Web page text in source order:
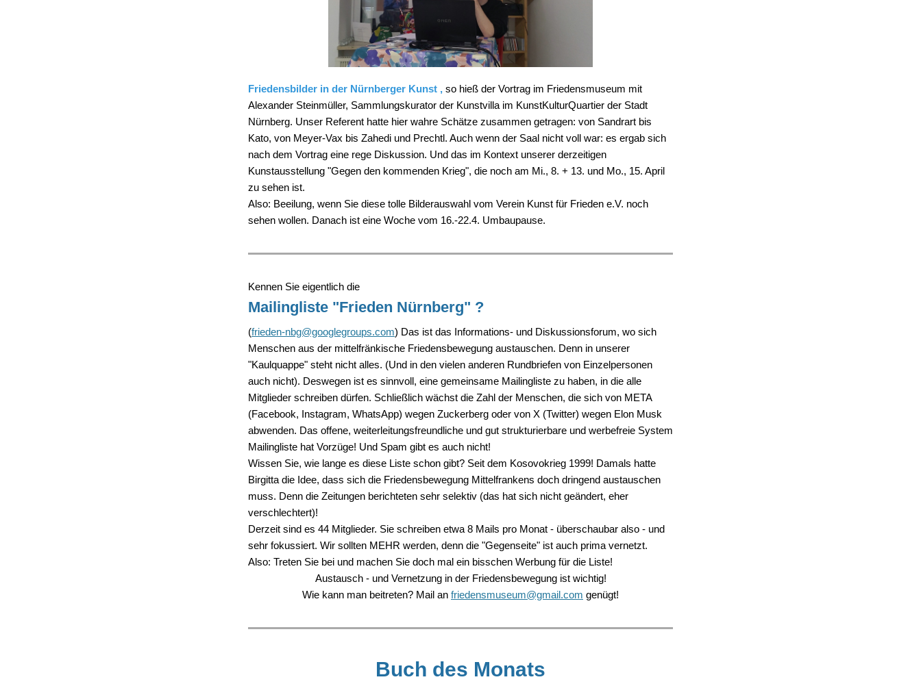
Friedensbilder in der Nürnberger Kunst , so hieß der Vortrag im Friedensmuseum mit
Alexander Steinmüller, Sammlungskurator der Kunstvilla im KunstKulturQuartier der Stadt
Nürnberg. Unser Referent hatte hier wahre Schätze zusammen getragen: von Sandrart bis
Kato, von Meyer-Vax bis Zahedi und Prechtl. Auch wenn der Saal nicht voll war: es ergab sich
nach dem Vortrag eine rege Diskussion. Und das im Kontext unserer derzeitigen
Kunstausstellung "Gegen den kommenden Krieg", die noch am Mi., 8. + 13. und Mo., 15. April
zu sehen ist.
Also: Beeilung, wenn Sie diese tolle Bilderauswahl vom Verein Kunst für Frieden e.V. noch
sehen wollen. Danach ist eine Woche vom 16.-22.4. Umbaupause.
Kennen Sie eigentlich die
Mailingliste "Frieden Nürnberg" ?
(frieden-nbg@googlegroups.com) Das ist das Informations- und Diskussionsforum, wo sich
Menschen aus der mittelfränkische Friedensbewegung austauschen. Denn in unserer
"Kaulquappe" steht nicht alles. (Und in den vielen anderen Rundbriefen von Einzelpersonen
auch nicht). Deswegen ist es sinnvoll, eine gemeinsame Mailingliste zu haben, in die alle
Mitglieder schreiben dürfen. Schließlich wächst die Zahl der Menschen, die sich von META
(Facebook, Instagram, WhatsApp) wegen Zuckerberg oder von X (Twitter) wegen Elon Musk
abwenden. Das offene, weiterleitungsfreundliche und gut strukturierbare und werbefreie System
Mailingliste hat Vorzüge! Und Spam gibt es auch nicht!
Wissen Sie, wie lange es diese Liste schon gibt? Seit dem Kosovokrieg 1999! Damals hatte
Birgitta die Idee, dass sich die Friedensbewegung Mittelfrankens doch dringend austauschen
muss. Denn die Zeitungen berichteten sehr selektiv (das hat sich nicht geändert, eher
verschlechtert)!
Derzeit sind es 44 Mitglieder. Sie schreiben etwa 8 Mails pro Monat - überschaubar also - und
sehr fokussiert. Wir sollten MEHR werden, denn die "Gegenseite" ist auch prima vernetzt.
Also: Treten Sie bei und machen Sie doch mal ein bisschen Werbung für die Liste!
Austausch - und Vernetzung in der Friedensbewegung ist wichtig!
Wie kann man beitreten? Mail an friedensmuseum@gmail.com genügt!
Buch des Monats